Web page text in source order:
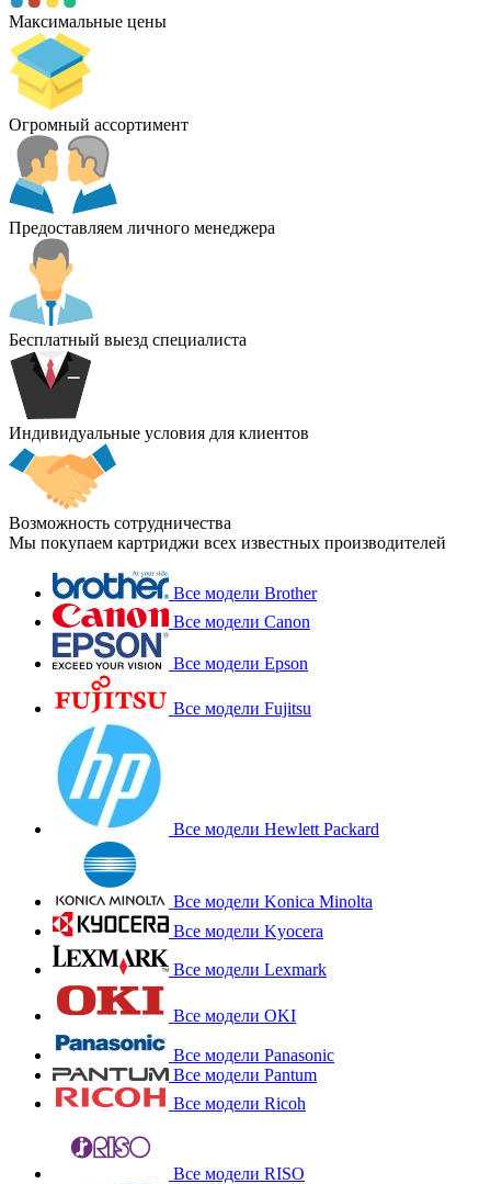
Максимальные цены
Огромный ассортимент
Предоставляем личного менеджера
Бесплатный выезд специалиста
Индивидуальные условия для клиентов
Возможность сотрудничества
Мы покупаем картриджи всех известных производителей
Все модели Brother
Все модели Canon
Все модели Epson
Все модели Fujitsu
Все модели Hewlett Packard
Все модели Konica Minolta
Все модели Kyocera
Все модели Lexmark
Все модели OKI
Все модели Panasonic
Все модели Pantum
Все модели Ricoh
Все модели RISO